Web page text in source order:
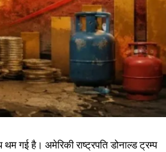
गई है। अमेरिकी राष्ट्रपति डोनाल्ड ट्रम्प